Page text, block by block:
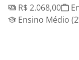
R$ 2.068,00
Ensino Médio